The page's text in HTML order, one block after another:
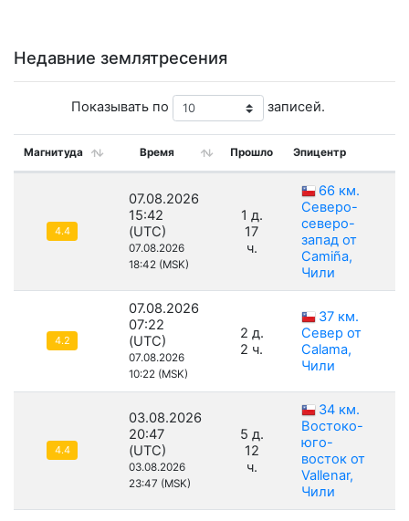
Недавние землятресения
Показывать по записей.
Магнитуда Время Прошло Эпицентр
4.4
07.08.2026
15:42
(UTC)
07.08.2026
18:42 (MSK)
1 д.
17
ч.
66 км.
Северо-
северо-
запад от
Camiña,
Чили
4.2
07.08.2026
07:22
(UTC)
07.08.2026
10:22 (MSK)
2 д.
2 ч.
37 км.
Север от
Calama,
Чили
4.4
03.08.2026
20:47
(UTC)
03.08.2026
23:47 (MSK)
5 д.
12
ч.
34 км.
Востоко-
юго-
восток от
Vallenar,
Чили